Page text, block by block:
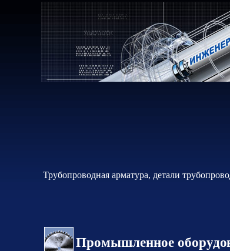
Трубопроводная арматура, детали
Промышленное